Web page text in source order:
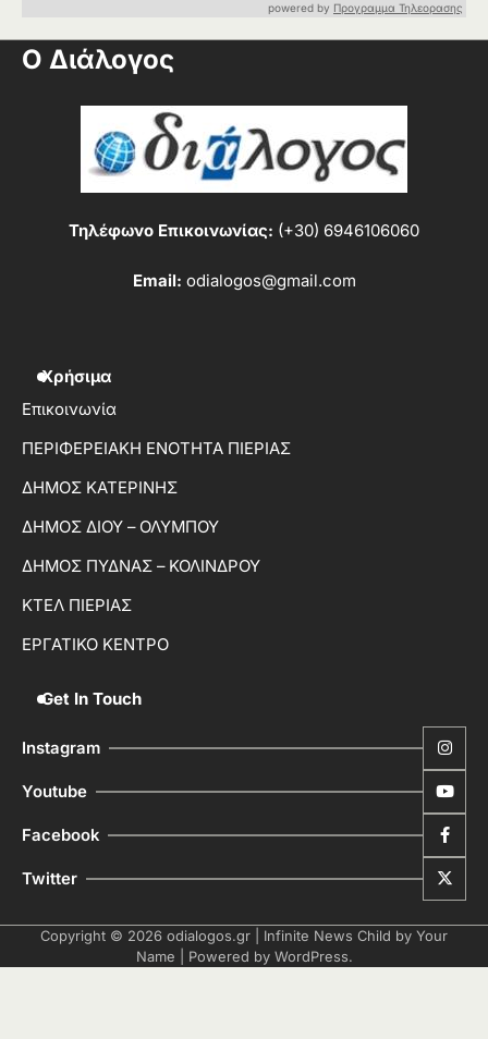
powered by Προγραμμα Τηλεορασης
Ο Διάλογος
Τηλέφωνο Επικοινωνίας: (+30) 6946106060
Email: odialogos@gmail.com
Χρήσιμα
Επικοινωνία
ΠΕΡΙΦΕΡΕΙΑΚΗ ΕΝΟΤΗΤΑ ΠΙΕΡΙΑΣ
ΔΗΜΟΣ ΚΑΤΕΡΙΝΗΣ
ΔΗΜΟΣ ΔΙΟΥ – ΟΛΥΜΠΟΥ
ΔΗΜΟΣ ΠΥΔΝΑΣ – ΚΟΛΙΝΔΡΟΥ
ΚΤΕΛ ΠΙΕΡΙΑΣ
ΕΡΓΑΤΙΚΟ ΚΕΝΤΡΟ
Get In Touch
Instagram
Youtube
Facebook
Twitter
Copyright © 2026 odialogos.gr | Infinite News Child by Your
Name | Powered by WordPress.